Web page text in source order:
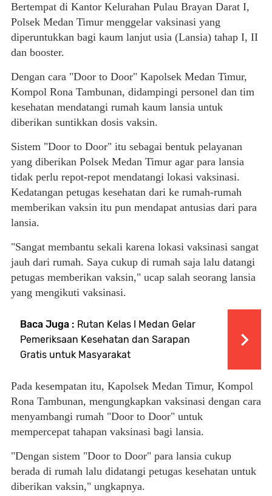
Bertempat di Kantor Kelurahan Pulau Brayan Darat I,
Polsek Medan Timur menggelar vaksinasi yang
diperuntukkan bagi kaum lanjut usia (Lansia) tahap I, II
dan booster.
Dengan cara "Door to Door" Kapolsek Medan Timur,
Kompol Rona Tambunan, didampingi personel dan tim
kesehatan mendatangi rumah kaum lansia untuk
diberikan suntikkan dosis vaksin.
Sistem "Door to Door" itu sebagai bentuk pelayanan
yang diberikan Polsek Medan Timur agar para lansia
tidak perlu repot-repot mendatangi lokasi vaksinasi.
Kedatangan petugas kesehatan dari ke rumah-rumah
memberikan vaksin itu pun mendapat antusias dari para
lansia.
"Sangat membantu sekali karena lokasi vaksinasi sangat
jauh dari rumah. Saya cukup di rumah saja lalu datangi
petugas memberikan vaksin," ucap salah seorang lansia
yang mengikuti vaksinasi.
Baca Juga : Rutan Kelas I Medan Gelar
Pemeriksaan Kesehatan dan Sarapan
Gratis untuk Masyarakat
Pada kesempatan itu, Kapolsek Medan Timur, Kompol
Rona Tambunan, mengungkapkan vaksinasi dengan cara
menyambangi rumah "Door to Door" untuk
mempercepat tahapan vaksinasi bagi lansia.
"Dengan sistem "Door to Door" para lansia cukup
berada di rumah lalu didatangi petugas kesehatan untuk
diberikan vaksin," ungkapnya.